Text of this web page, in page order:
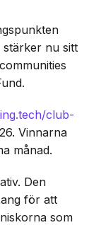
stärker nu sitt
club-
Vinnarna
månad.
Den
för att
som